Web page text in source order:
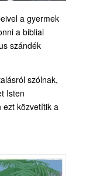
a gyermek
a bibliai
szándék
szólnak,
Isten
ezt közvetítik a